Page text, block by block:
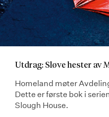
Utdrag: Sløve hester av
Homeland møter
Dette er første bok i
Slough House.